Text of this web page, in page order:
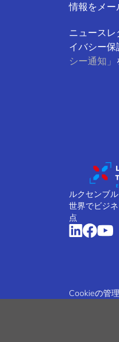
情報をメー
ニュース
イバシー
シー通知」
ルクセンブ
世界でビジ
点
Cookieの管理